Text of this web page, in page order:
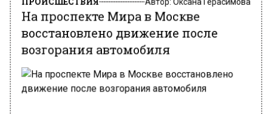
На проспекте Мира в Москве
восстановлено движение после
возгорания автомобиля